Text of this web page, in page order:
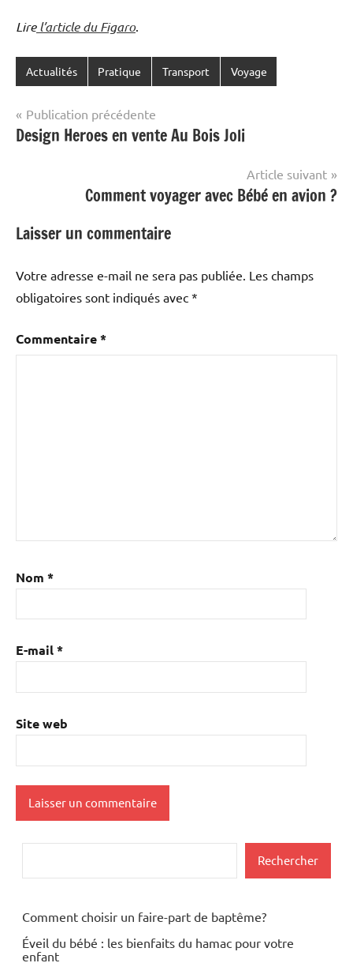
Lirel’article du Figaro.
Actualités Pratique Transport Voyage
Navigation
de
Publication précédente
Design Heroes en vente Au Bois Joli
Article suivant
Comment voyager avec Bébé en avion ?
Laisser un commentaire
Votre adresse e-mail ne sera pas publiée. Les champs
obligatoires sont indiqués avec *
Commentaire*
Nom *
E-mail*
Site web
Rechercher
Comment choisir un faire-part de baptême?
Éveil du bébé : les bienfaits du hamac pour votre
enfant